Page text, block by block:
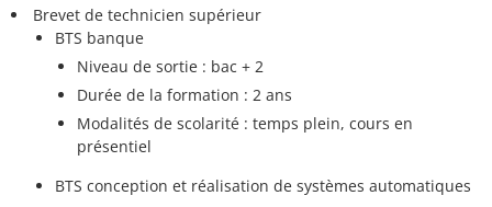
Brevet de technicien supérieur
BTS banque
Niveau de sortie : bac + 2
Durée de la formation : 2 ans
Modalités de scolarité : temps plein, cours en
présentiel
BTS conception et réalisation de systèmes automatiques